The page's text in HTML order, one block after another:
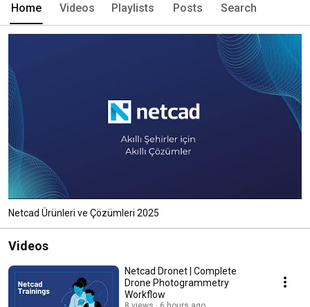
Home Videos Playlists Posts Search
Netcad Ürünleri ve Çözümleri 2025
Videos
Netcad Dronet | Complete
Drone Photogrammetry
Workflow